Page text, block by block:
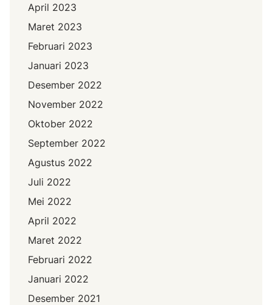
April 2023
Maret 2023
Februari 2023
Januari 2023
Desember 2022
November 2022
Oktober 2022
September 2022
Agustus 2022
Juli 2022
Mei 2022
April 2022
Maret 2022
Februari 2022
Januari 2022
Desember 2021